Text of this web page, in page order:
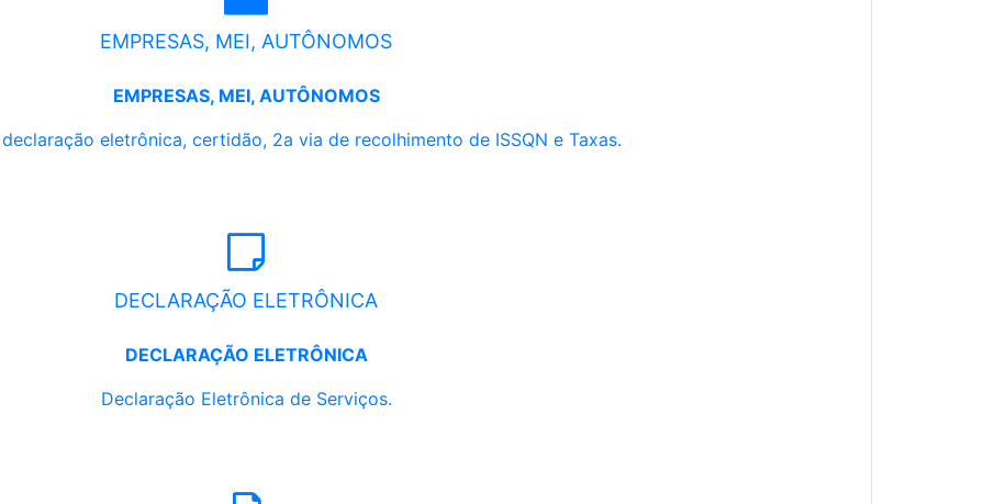
EMPRESAS, MEI, AUTÔNOMOS
EMPRESAS, MEI, AUTÔNOMOS
eletrônica, certidão, 2a via de recolhimento de ISSQN e Taxas.
DECLARAÇÃO ELETRÔNICA
DECLARAÇÃO ELETRÔNICA
Declaração Eletrônica de Serviços.